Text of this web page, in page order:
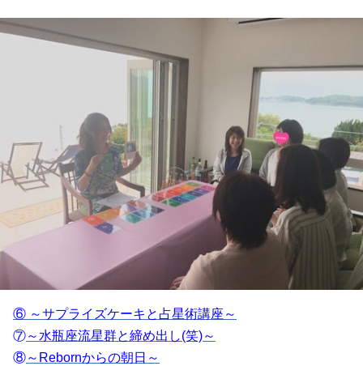
⑥ ～サプライズケーキと占星術講座～
⑦～水瓶座流星群と締め出し(笑)～
⑧～Rebornからの朝日～